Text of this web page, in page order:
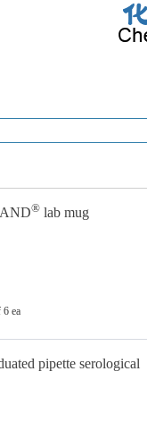
® lab mug
ea
pipette serological